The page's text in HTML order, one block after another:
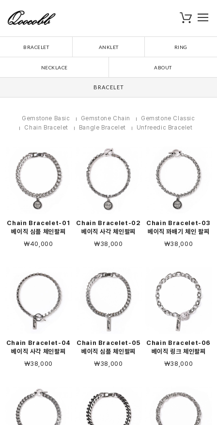
장바구니
BRACELET ANKLET RING
NECKLACE ABOUT
BRACELET
Gemstone Basic Gemstone Chain
Gemstone Classic
Chain Bracelet
Bangle Bracelet Unfreedic Bracelet
Chain Bracelet-01
베이직 심플 체인팔찌
￦40,000
Chain Bracelet-02
베이직 사각 체인팔찌
￦38,000
Chain Bracelet-03
베이직 꽈배기 체인 팔찌
￦38,000
Chain Bracelet-04
베이직 사각 체인팔찌
￦38,000
Chain Bracelet-05
베이직 심플 체인팔찌
￦38,000
Chain Bracelet-06
베이직 링크 체인팔찌
￦38,000